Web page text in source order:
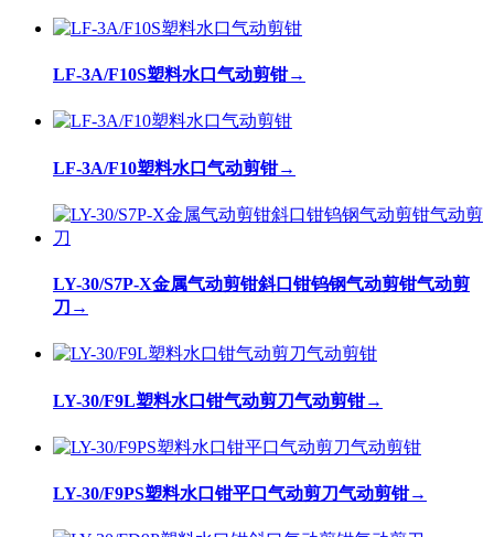
LF-3A/F10S塑料水口气动剪钳→
LF-3A/F10塑料水口气动剪钳→
LY-30/S7P-X金属气动剪钳斜口钳钨钢气动剪钳气动剪
刀 →
LY-30/F9L塑料水口钳气动剪刀气动剪钳→
LY-30/F9PS塑料水口钳平口气动剪刀气动剪钳→